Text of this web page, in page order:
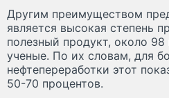
Другим преимуществом
является высокая степень
полезный продукт, около 98
ученые. По их словам, для
нефтепереработки этот
50-70 процентов.